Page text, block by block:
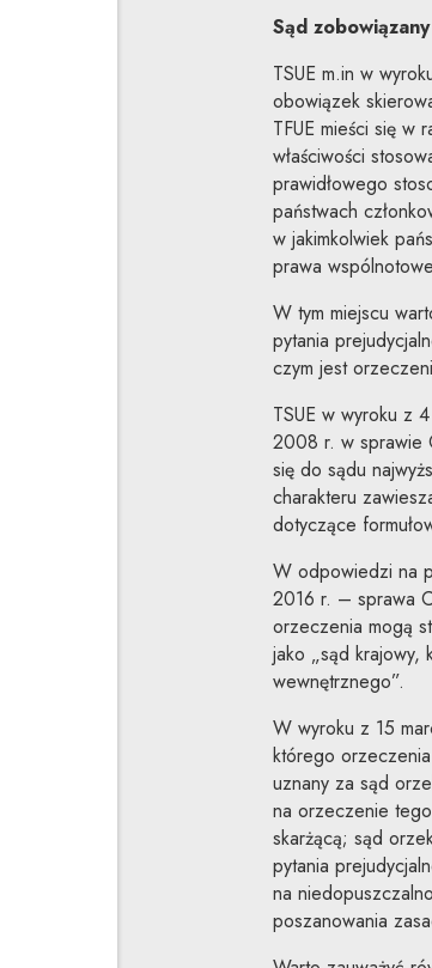
Sąd
TSUE m.in w
obowiązek
TFUE mieści się w
właściwości
prawidłowego
państwach
w jakimkolwiek
prawa
W tym miejscu
pytania
czym jest
TSUE w wyroku z
2008 r. w sprawie
się do sądu
charakteru
dotyczące
W odpowiedzi na
2016 r. – sprawa
orzeczenia mogą
jako „sąd krajowy,
wewnętrznego”.
W wyroku z 15
którego
uznany za sąd
na orzeczenie
skarżącą; sąd
pytania
na
poszanowania